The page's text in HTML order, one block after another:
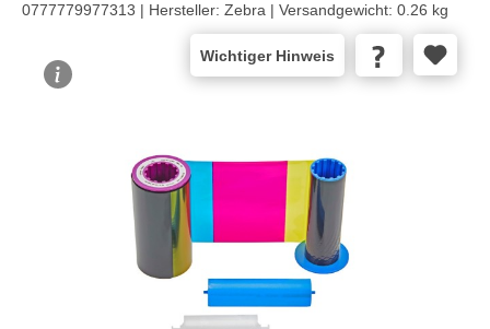
0777779977313 | Hersteller: Zebra | Versandgewicht: 0.26 kg
Wichtiger Hinweis